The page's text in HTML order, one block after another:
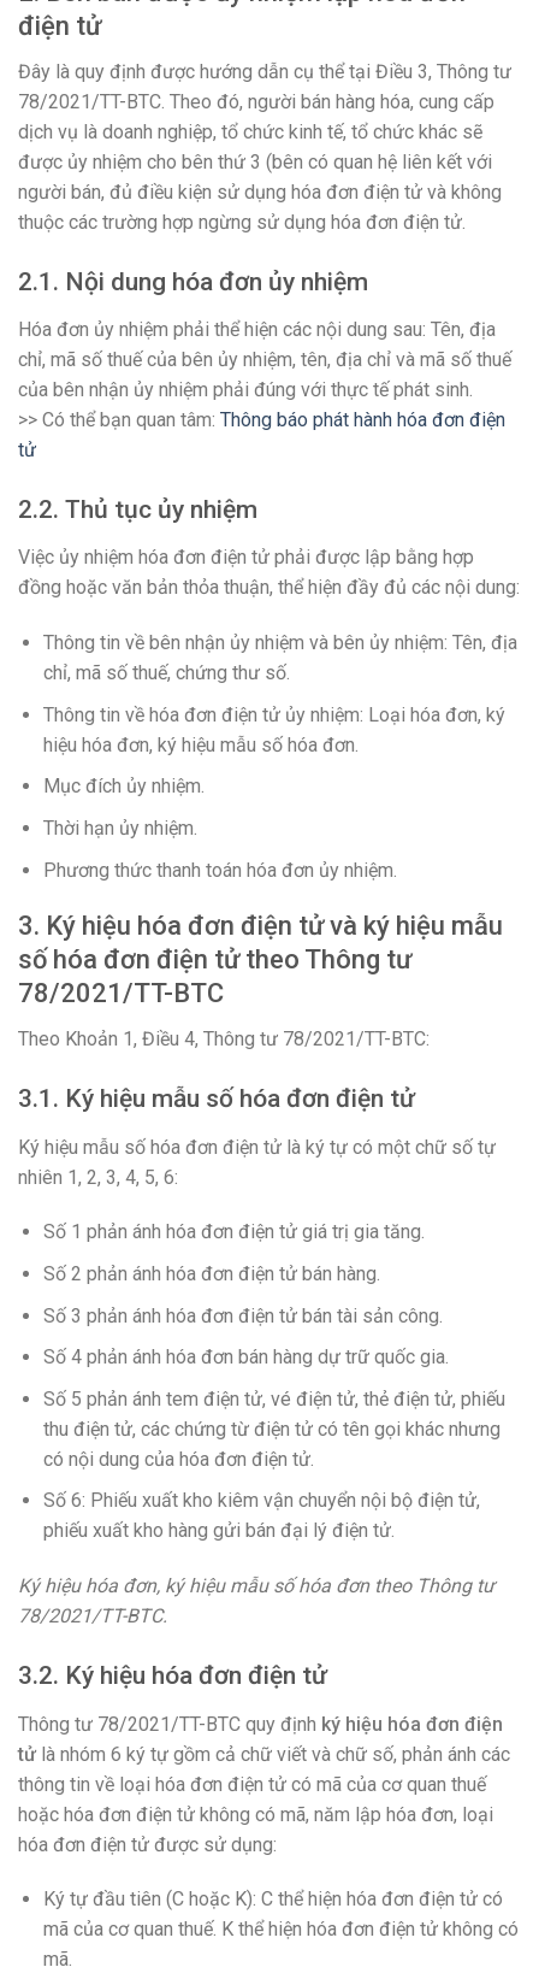
điện tử
Đây là quy định được hướng dẫn cụ thể tại Điều 3, Thông tư
78/2021/TT-BTC. Theo đó, người bán hàng hóa, cung cấp
dịch vụ là doanh nghiệp, tổ chức kinh tế, tổ chức khác sẽ
được ủy nhiệm cho bên thứ 3 (bên có quan hệ liên kết với
người bán, đủ điều kiện sử dụng hóa đơn điện tử và không
thuộc các trường hợp ngừng sử dụng hóa đơn điện tử.
2.1. Nội dung hóa đơn ủy nhiệm
Hóa đơn ủy nhiệm phải thể hiện các nội dung sau: Tên, địa
chỉ, mã số thuế của bên ủy nhiệm, tên, địa chỉ và mã số thuế
của bên nhận ủy nhiệm phải đúng với thực tế phát sinh.
>> Có thể bạn quan tâm: Thông báo phát hành hóa đơn điện
tử
2.2. Thủ tục ủy nhiệm
Việc ủy nhiệm hóa đơn điện tử phải được lập bằng hợp
đồng hoặc văn bản thỏa thuận, thể hiện đầy đủ các nội dung:
Thông tin về bên nhận ủy nhiệm và bên ủy nhiệm: Tên, địa
chỉ, mã số thuế, chứng thư số.
Thông tin về hóa đơn điện tử ủy nhiệm: Loại hóa đơn, ký
hiệu hóa đơn, ký hiệu mẫu số hóa đơn.
Mục đích ủy nhiệm.
Thời hạn ủy nhiệm.
Phương thức thanh toán hóa đơn ủy nhiệm.
3. Ký hiệu hóa đơn điện tử và ký hiệu mẫu
số hóa đơn điện tử theo Thông tư
78/2021/TT-BTC
Theo Khoản 1, Điều 4, Thông tư 78/2021/TT-BTC:
3.1. Ký hiệu mẫu số hóa đơn điện tử
Ký hiệu mẫu số hóa đơn điện tử là ký tự có một chữ số tự
nhiên 1, 2, 3, 4, 5, 6:
Số 1 phản ánh hóa đơn điện tử giá trị gia tăng.
Số 2 phản ánh hóa đơn điện tử bán hàng.
Số 3 phản ánh hóa đơn điện tử bán tài sản công.
Số 4 phản ánh hóa đơn bán hàng dự trữ quốc gia.
Số 5 phản ánh tem điện tử, vé điện tử, thẻ điện tử, phiếu
thu điện tử, các chứng từ điện tử có tên gọi khác nhưng
có nội dung của hóa đơn điện tử.
Số 6: Phiếu xuất kho kiêm vận chuyển nội bộ điện tử,
phiếu xuất kho hàng gửi bán đại lý điện tử.
Ký hiệu hóa đơn, ký hiệu mẫu số hóa đơn theo Thông tư
78/2021/TT-BTC.
3.2. Ký hiệu hóa đơn điện tử
Thông tư 78/2021/TT-BTC quy định ký hiệu hóa đơn điện
tửlà nhóm 6 ký tự gồm cả chữ viết và chữ số, phản ánh các
thông tin về loại hóa đơn điện tử có mã của cơ quan thuế
hoặc hóa đơn điện tử không có mã, năm lập hóa đơn, loại
hóa đơn điện tử được sử dụng:
Ký tự đầu tiên (C hoặc K): C thể hiện hóa đơn điện tử có
mã của cơ quan thuế. K thể hiện hóa đơn điện tử không có
mã.